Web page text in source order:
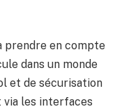
prendre en compte
dans un monde
et de sécurisation
via les interfaces